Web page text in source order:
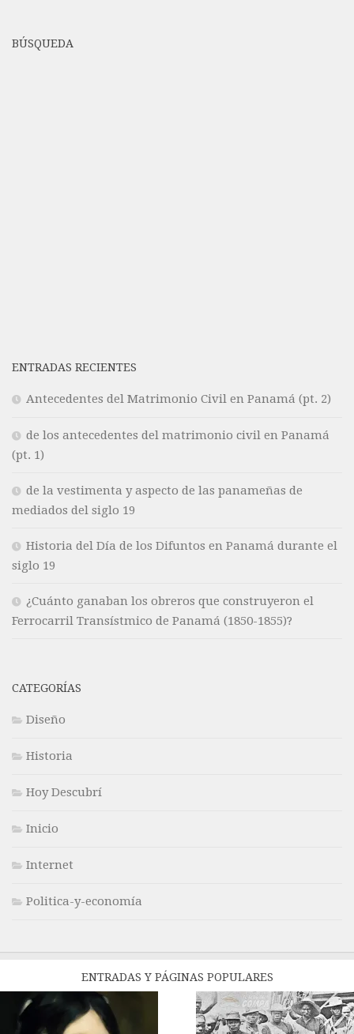
BÚSQUEDA
ENTRADAS RECIENTES
Antecedentes del Matrimonio Civil en Panamá (pt. 2)
de los antecedentes del matrimonio civil en Panamá
(pt. 1)
de la vestimenta y aspecto de las panameñas de
mediados del siglo 19
Historia del Día de los Difuntos en Panamá durante el
siglo 19
¿Cuánto ganaban los obreros que construyeron el
Ferrocarril Transístmico de Panamá (1850-1855)?
CATEGORÍAS
Diseño
Historia
Hoy Descubrí
Inicio
Internet
Politica-y-economía
ENTRADAS Y PÁGINAS POPULARES